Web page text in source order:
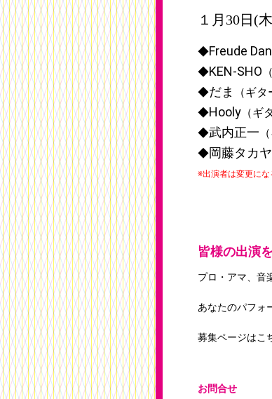
１月30日(
◆Freude
◆KEN-SHO
◆だま
（ギ
◆Hooly （ギ
◆武内正一
◆岡藤タカヤ
※出演者は変更に
皆様の出演
プロ・アマ、音
あなたのパフォ
募集ページはこ
お問合せ